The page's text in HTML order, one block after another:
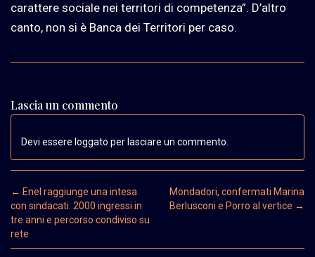
carattere sociale nei territori di competenza”. D’altro
canto, non si è Banca dei Territori per caso.
Lascia un commento
Devi essere loggato per lasciare un commento.
Post navigation
← Enel raggiunge una intesa
con sindacati: 2000 ingressi in
tre anni e percorso condiviso su
rete
Mondadori, confermati Marina
Berlusconi e Porro al vertice →